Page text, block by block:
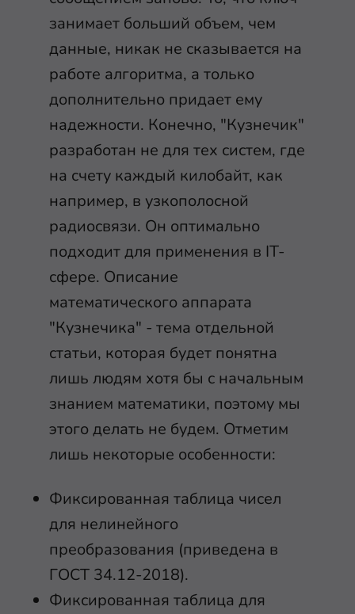
занимает больший объем, чем
данные, никак не сказывается на
работе алгоритма, а только
дополнительно придает ему
надежности. Конечно, "Кузнечик"
разработан не для тех систем, где
на счету каждый килобайт, как
например, в узкополосной
радиосвязи. Он оптимально
подходит для применения в IT-
сфере. Описание
математического аппарата
"Кузнечика" - тема отдельной
статьи, которая будет понятна
лишь людям хотя бы с начальным
знанием математики, поэтому мы
этого делать не будем. Отметим
лишь некоторые особенности:
Фиксированная таблица чисел
для нелинейного
преобразования (приведена в
ГОСТ 34.12-2018).
Фиксированная таблица для